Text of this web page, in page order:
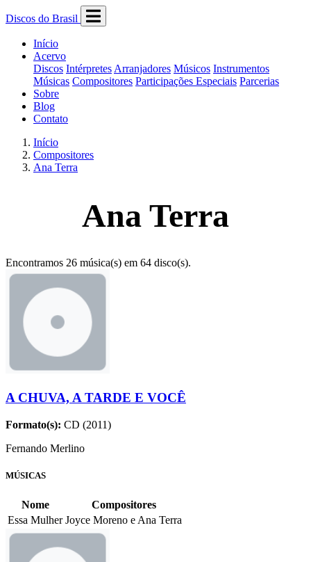
Discos do Brasil
Início
Acervo
Discos Intérpretes Arranjadores Músicos Instrumentos
Músicas Compositores Participações Especiais Parcerias
Sobre
Blog
Contato
Início
Compositores
Ana Terra
Ana Terra
Encontramos 26 música(s) em 64 disco(s).
A CHUVA, A TARDE E VOCÊ
Formato(s): CD (2011)
Fernando Merlino
MÚSICAS
Nome
Compositores
Essa Mulher Joyce Moreno e Ana Terra